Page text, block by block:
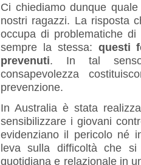
Ci chiediamo dunque
nostri ragazzi. La risposta
occupa di problematiche
sempre la stessa: questi
prevenuti. In tal senso,
consapevolezza
prevenzione.
In Australia è stata
sensibilizzare i giovani
evidenziano il pericolo né
leva sulla difficoltà che
quotidiana e relazionale in